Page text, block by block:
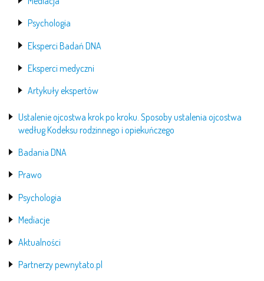
Psychologia
Eksperci Badań DNA
Eksperci medyczni
Artykuły ekspertów
Ustalenie ojcostwa krok po kroku. Sposoby ustalenia ojcostwa
według Kodeksu rodzinnego i opiekuńczego
Badania DNA
Prawo
Psychologia
Mediacje
Aktualności
Partnerzy pewnytato.pl